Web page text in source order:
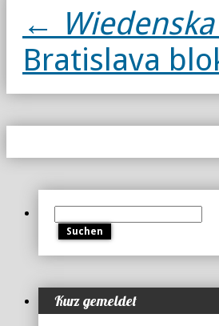
←
Bratislava
nach:
Kurz gemeldet